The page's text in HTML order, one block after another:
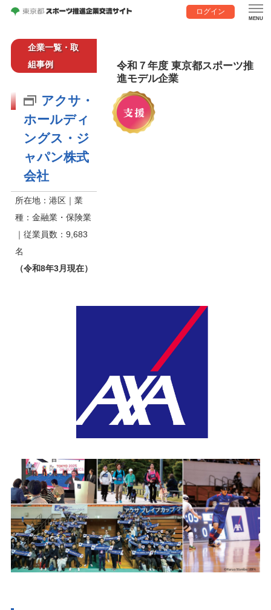
ログイン
企業一覧・取
組事例
令和７年度 東京都スポーツ推
進モデル企業
アクサ・
ホールディ
ングス・ジ
ャパン株式
会社
所在地：港区｜業
種：金融業・保険業
｜従業員数：9,683
名
（令和8年3月現在）